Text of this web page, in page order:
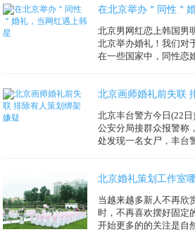
在北京举办＂同性＂
北京男网红恋上韩国男
北京举办婚礼！我们对
在一些国家中，同性恋
北京画师婚礼前失联
北京丰台警方今日(22
公安分局接群众报警称
处发现一名女尸，丰台
北京婚礼策划工作室
当越来越多新人不再欣
时，不再喜欢摆好固定
开始更多的的关注是自